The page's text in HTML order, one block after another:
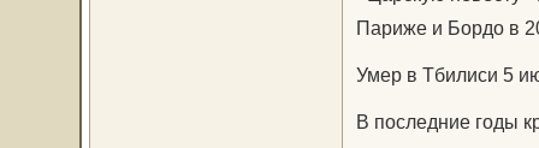
Париже и Бордо в
Умер в Тбилиси 5
В последние годы